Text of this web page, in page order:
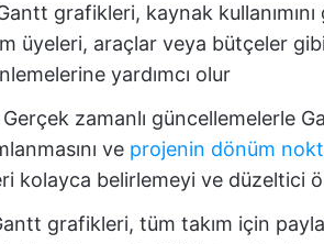
grafikleri, kaynak
üyeleri, araçlar veya bütçeler
yardımcı olur
Gerçek zamanlı güncellemelerle
ve projenin dönüm
kolayca belirlemeyi ve düzeltici
grafikleri, tüm takım için